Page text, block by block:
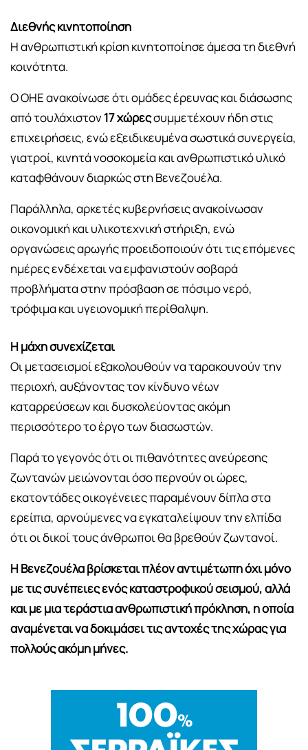
Διεθνής κινητοποίηση
Η ανθρωπιστική κρίση κινητοποίησε άμεσα τη διεθνή
κοινότητα.
Ο ΟΗΕ ανακοίνωσε ότι ομάδες έρευνας και διάσωσης
από τουλάχιστον 17 χώρεςσυμμετέχουν ήδη στις
επιχειρήσεις, ενώ εξειδικευμένα σωστικά συνεργεία,
γιατροί, κινητά νοσοκομεία και ανθρωπιστικό υλικό
καταφθάνουν διαρκώς στη Βενεζουέλα.
Παράλληλα, αρκετές κυβερνήσεις ανακοίνωσαν
οικονομική και υλικοτεχνική στήριξη, ενώ
οργανώσεις αρωγής προειδοποιούν ότι τις επόμενες
ημέρες ενδέχεται να εμφανιστούν σοβαρά
προβλήματα στην πρόσβαση σε πόσιμο νερό,
τρόφιμα και υγειονομική περίθαλψη.
Η μάχη συνεχίζεται
Οι μετασεισμοί εξακολουθούν να ταρακουνούν την
περιοχή, αυξάνοντας τον κίνδυνο νέων
καταρρεύσεων και δυσκολεύοντας ακόμη
περισσότερο το έργο των διασωστών.
Παρά το γεγονός ότι οι πιθανότητες ανεύρεσης
ζωντανών μειώνονται όσο περνούν οι ώρες,
εκατοντάδες οικογένειες παραμένουν δίπλα στα
ερείπια, αρνούμενες να εγκαταλείψουν την ελπίδα
ότι οι δικοί τους άνθρωποι θα βρεθούν ζωντανοί.
Η Βενεζουέλα βρίσκεται πλέον αντιμέτωπη όχι μόνο
με τις συνέπειες ενός καταστροφικού σεισμού, αλλά
και με μια τεράστια ανθρωπιστική πρόκληση, η οποία
αναμένεται να δοκιμάσει τις αντοχές της χώρας για
πολλούς ακόμη μήνες.